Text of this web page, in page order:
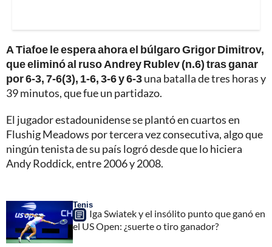
A Tiafoe le espera ahora el búlgaro Grigor Dimitrov,
que eliminó al ruso Andrey Rublev (n.6) tras ganar
por 6-3, 7-6(3), 1-6, 3-6 y 6-3una batalla de tres horas y
39 minutos, que fue un partidazo.
El jugador estadounidense se plantó en cuartos en
Flushig Meadows por tercera vez consecutiva, algo que
ningún tenista de su país logró desde que lo hiciera
Andy Roddick, entre 2006 y 2008.
Tenis
Iga Swiatek y el insólito punto que ganó en
el US Open: ¿suerte o tiro ganador?